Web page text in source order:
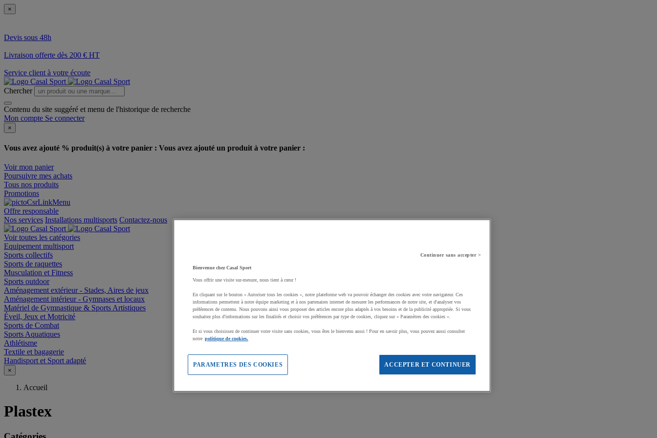
×
Devis sous 48h
Livraison offerte dès 200 € HT
Service client à votre écoute
Chercher
Contenu du site suggéré et menu de l'historique de recherche
Mon compte Se connecter
×
Vous avez ajouté % produit(s) à votre panier : Vous avez ajouté un produit à votre panier :
Voir mon panier
Poursuivre mes achats
Tous nos produits
Promotions
Offre responsable
Nos services Installations multisports Contactez-nous
Voir toutes les catégories
Equipement multisport
Sports collectifs
Sports de raquettes
Musculation et Fitness
Sports outdoor
Aménagement extérieur - Stades, Aires de jeux
Aménagement intérieur - Gymnases et locaux
Matériel de Gymnastique & Sports Artistiques
Éveil, Jeux et Motricité
Sports de Combat
Sports Aquatiques
Athlétisme
Textile et bagagerie
Handisport et Sport adapté
×
Accueil
Plastex
Continuer sans accepter >
Bienvenue chez Casal Sport
Vous offrir une visite sur-mesure, nous tient à cœur !
En cliquant sur le bouton « Autoriser tous les cookies », notre plateforme web va pouvoir échanger des cookies avec votre navigateur. Ces
informations permettent à notre équipe marketing et à nos partenaires internet de mesurer les performances de notre site, et d'analyser vos
préférences de contenu. Nous pouvons ainsi vous proposer des articles encore plus adaptés à vos besoins et de la publicité appropriée. Si vous
souhaitez plus d'informations sur les finalités et choisir vos préférences par type de cookies, cliquez sur « Paramètres des cookies ».
Et si vous choisissez de continuer votre visite sans cookies, vous êtes le bienvenu aussi ! Pour en savoir plus, vous pouvez aussi consulter
notre politique de cookies.
ACCEPTER ET CONTINUER
PARAMETRES DES COOKIES